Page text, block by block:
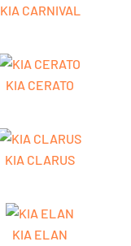
KIA CARNIVAL
KIA CERATO
KIA CLARUS
KIA ELAN